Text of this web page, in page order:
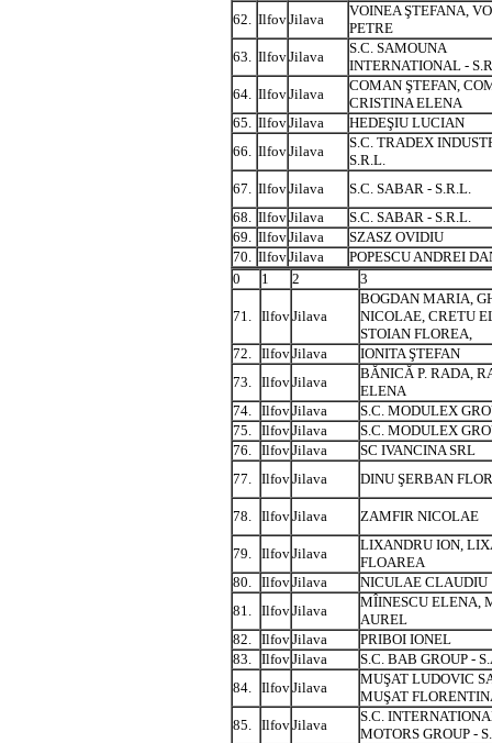
62.
IlfovJilava
VOINEA ŞTEFANA,
PETRE
63.
IlfovJilava
S.C. SAMOUNA
INTERNATIONAL -
64. IlfovJilava
COMAN ŞTEFAN,
CRISTINA ELENA
65.
IlfovJilava
HEDEŞIU LUCIAN
66.
IlfovJilava
S.C. TRADEX
S.R.L.
67.
IlfovJilava
S.C. SABAR - S.R.L.
68.
IlfovJilava
S.C. SABAR - S.R.L.
69.
IlfovJilava
SZASZ OVIDIU
70.
IlfovJilava
POPESCU ANDREI
0
1 2 3
71. IlfovJilava
BOGDAN MARIA,
NICOLAE, CRETU
STOIAN FLOREA,
72.
IlfovJilava
IONITA ŞTEFAN
73.
IlfovJilava
BĂNICĂ P. RADA,
ELENA
74.
IlfovJilava
S.C. MODULEX
75.
IlfovJilava
S.C. MODULEX
76.
IlfovJilava
SC IVANCINA SRL
77.
IlfovJilava DINU ŞERBAN
78. IlfovJilava ZAMFIR NICOLAE
79. IlfovJilava
LIXANDRU ION,
FLOAREA
80.
IlfovJilava
NICULAE CLAUDIU
81.
IlfovJilava
MÎINESCU ELENA,
AUREL
82.
IlfovJilava
PRIBOI IONEL
83.
IlfovJilava
S.C. BAB GROUP -
84.
IlfovJilava
MUŞAT LUDOVIC
MUŞAT
85.
IlfovJilava
S.C.
MOTORS GROUP -